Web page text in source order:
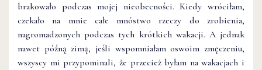
brakowało podczas mojej nieobecności. Kiedy wróciłam,
czekało na mnie całe mnóstwo rzeczy do zrobienia,
nagromadzonych podczas tych krótkich wakacji. A jednak
nawet późną zimą, jeśli wspomniałam oswoim zmęczeniu,
wszyscy mi przypominali, że przecież byłam na wakacjach i